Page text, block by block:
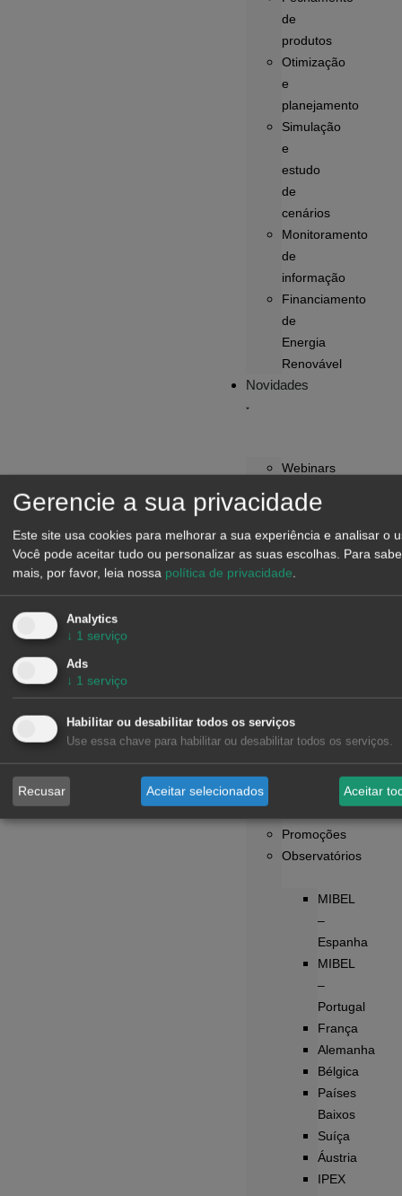
de
produtos
Otimização
e
planejamento
Simulação
e
estudo
de
cenários
Monitoramento
de
informação
Financiamento
de
Energia
Renovável
Novidades
Webinars
Workshops
Notícias
Relatório:
O
futuro
da
Programa
de
Promoções
Observatórios
MIBEL
–
Espanha
MIBEL
–
Portugal
França
Alemanha
Bélgica
Países
Baixos
Suíça
Áustria
IPEX
Gerencie a sua privacidade
Este site usa cookies para melhorar a sua experiência e analisar o
Você pode aceitar tudo ou personalizar as suas escolhas. Para
mais, por favor, leia nossa política de privacidade.
Analytics
↓ 1 serviço
Ads
↓ 1 serviço
Habilitar ou desabilitar todos os serviços
Use essa chave para habilitar ou desabilitar todos os serviços.
Recusar Aceitar selecionados Aceitar